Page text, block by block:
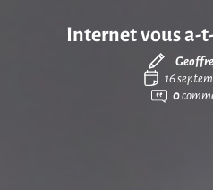
Internet vous a-
16
0